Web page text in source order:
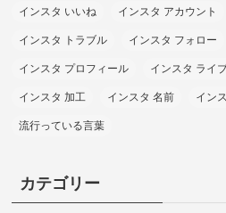
インスタ いいね インスタ アカウント
インスタ トラブル インスタ フォロー
インスタ プロフィール インスタ ライ
インスタ 加工 インスタ 名前 イン
流行っている言葉
カテゴリー